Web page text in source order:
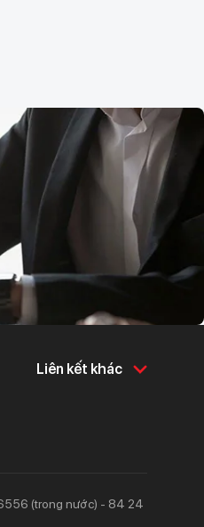
Liên kết khác
cụ & Tiện ích
(trong nước) - 84 24